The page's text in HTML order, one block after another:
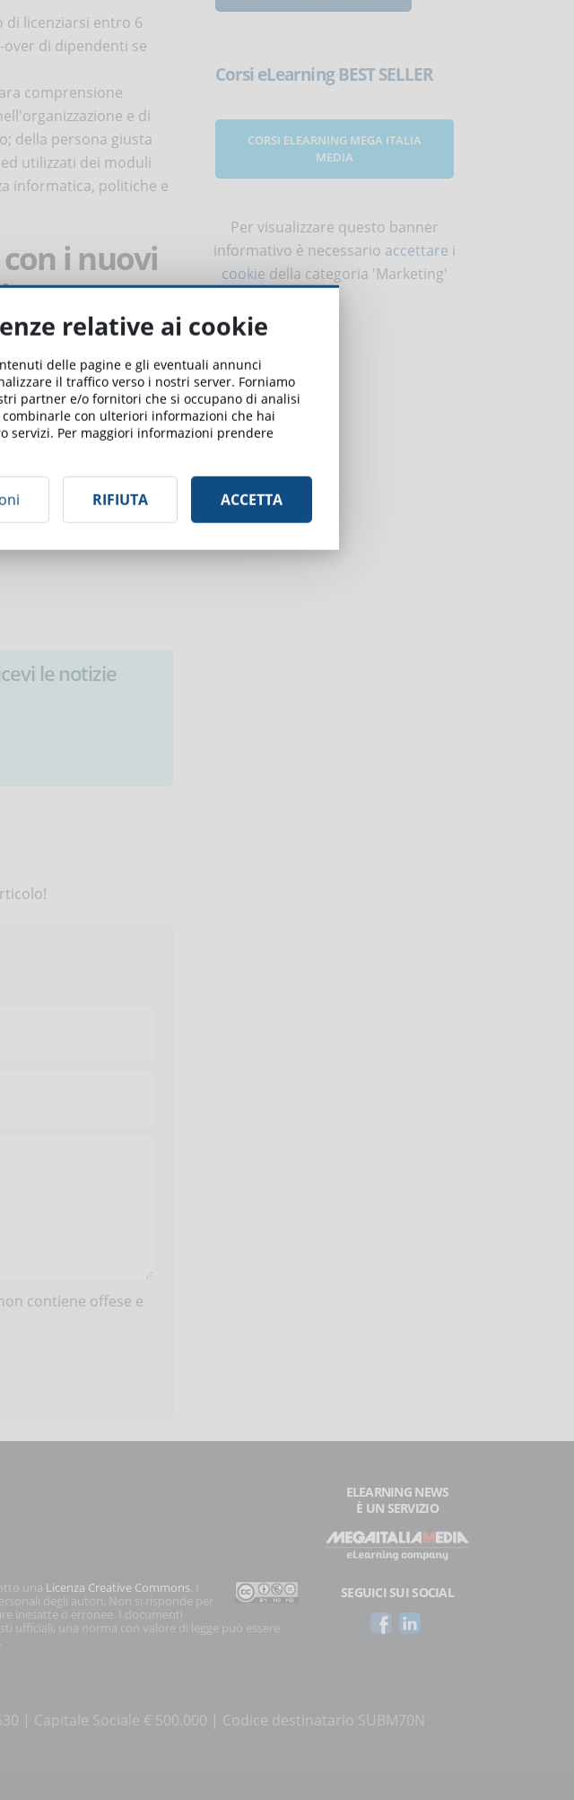
di licenziarsi entro 6
di dipendenti se
comprensione
e di
della persona giusta
utilizzati dei moduli
informatica, politiche e
i nuovi
dipendente accetta
assunzione. Grazie ai
possibile sviluppare
un chiaro percorso di
per il loro svolgimento
motivati ad assumere
le notizie
contiene offese e
Corsi eLearning BEST SELLER
CORSI ELEARNING MEGA ITALIA
MEDIA
Per visualizzare questo banner
informativo è necessario accettare i
cookie della categoria 'Marketing'
una Licenza Creative Commons
degli autori. Non si risponde per
inesatte o erronee. I documenti
ufficiali, una norma con valore di legge può essere
ELEARNING NEWS
È UN SERVIZIO
SEGUICI SUI SOCIAL
| Capitale Sociale € 500.000 | Codice destinatario SUBM70N
relative ai cookie
delle pagine e gli eventuali annunci
il traffico verso i nostri server. Forniamo
partner e/o fornitori che si occupano di analisi
con ulteriori informazioni che hai
servizi. Per maggiori informazioni prendere
RIFIUTA ACCETTA